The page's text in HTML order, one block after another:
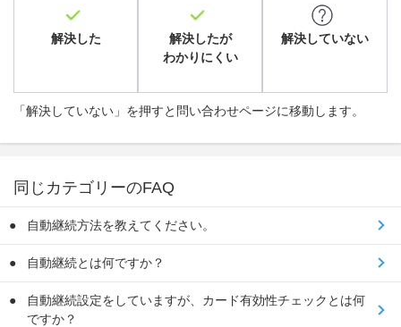
解決した
解決したが
わかりにくい
解決していない
「解決していない」を押すと問い合わせページに移動します。
同じカテゴリーのFAQ
自動継続方法を教えてください。
自動継続とは何ですか？
自動継続設定をしていますが、カード有効性チェックとは何
ですか？